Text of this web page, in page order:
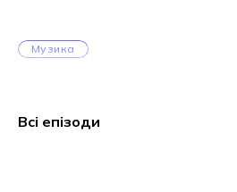
Музика
Всі епізоди